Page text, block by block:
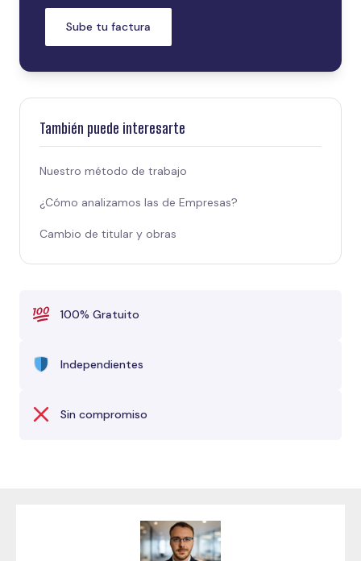
Sube tu factura
También puede interesarte
Nuestro método de trabajo
¿Cómo analizamos las de Empresas?
Cambio de titular y obras
100% Gratuito
Independientes
Sin compromiso